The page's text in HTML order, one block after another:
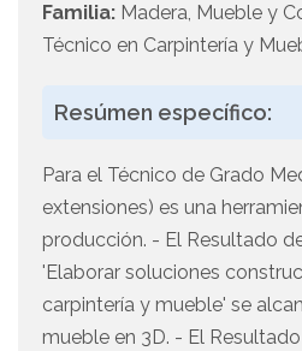
Familia: Madera, Mueble y
Técnico en Carpintería y
Resúmen específico:
Para el Técnico de Grado
extensiones) es una
producción. - El Resultado
'Elaborar soluciones
carpintería y mueble' se
mueble en 3D. - El